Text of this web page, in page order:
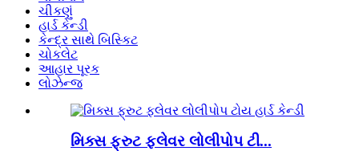
ચીકણું
હાર્ડ કેન્ડી
કેન્દ્ર સાથે બિસ્કિટ
ચોકલેટ
આહાર પૂરક
લોઝેન્જ
મિક્સ ફ્રુટ ફ્લેવર લોલીપોપ ટી...